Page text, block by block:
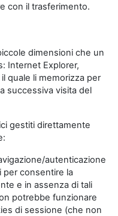
con il trasferimento.
dimensioni che un
Internet Explorer,
quale li memorizza per
successiva visita del
gestiti direttamente
autenticazione
per consentire la
e in assenza di tali
potrebbe funzionare
di sessione (che non